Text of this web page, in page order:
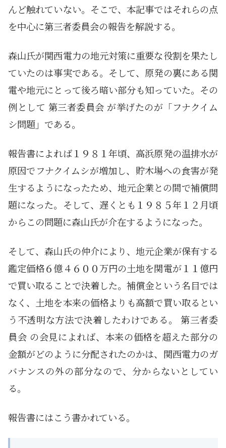
んど触れていない。そこで、本記事ではそれらの点
を中心に第三者委員会の報告を解説する。
森山氏が関西電力の地元対策に重要な役割を果たし
ていたのは事実である。そして、原発の裏にある関
電や地元にとって後ろ暗い部分も知っていた。その
例として 第三者委員会 が挙げたのが「フナクイム
シ問題」である。
報告書によれば１９８１年頃、高浜原発の温排水が
原因でフナクイムシが増加し、貯木場への食害が発
生するようになったため、地元企業との間で補償問
題になった。そして、遅くとも１９８５年１２月頃
からこの問題に森山氏が介在するようになった。
そして、森山氏の仲介により、地元企業が保有する
鑑定価格６億４６００万円の土地を関電が１１億円
で買い取ることで決着した。補償金という名目では
なく、土地を本来の価格よりも高額で買い取るとい
う不透明な方法で決着したわけである。 第三者委
員会 の会見によれば、本来の価格を超えた部分の
金額がどのように分配されたのかは、関西電力のガ
バナンスの外の部分なので、分からないとしてい
る。
報告書にはこう書かれている。